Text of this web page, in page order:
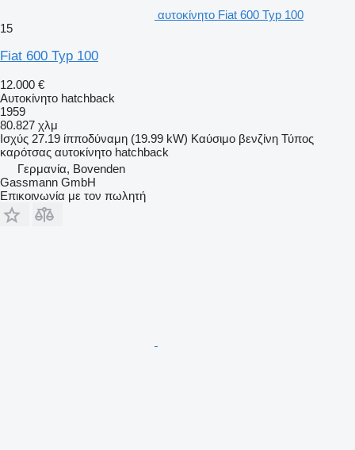
αυτοκίνητο Fiat 600 Typ 100
15
Fiat 600 Typ 100
12.000 €
Αυτοκίνητο hatchback
1959
80.827 χλμ
Ισχύς 27.19 ίπποδύναμη (19.99 kW) Καύσιμο βενζίνη Τύπος
καρότσας αυτοκίνητο hatchback
Γερμανία, Bovenden
Gassmann GmbH
Επικοινωνία με τον πωλητή